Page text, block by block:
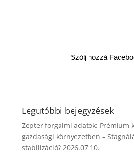
Szólj hozzá
Legutóbbi bejegyzések
Zepter forgalmi adatok: Prémium
gazdasági környezetben –
stabilizáció? 2026.07.10.